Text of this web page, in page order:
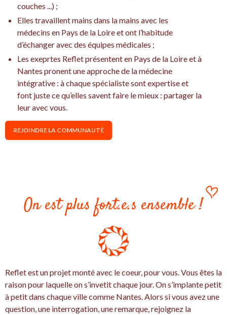
couches ...) ;
Elles travaillent mains dans la mains avec les
médecins en Pays de la Loire et ont l’habitude
d’échanger avec des équipes médicales ;
Les exeprtes Reflet présentent en Pays de la Loire et à
Nantes pronent une approche de la médecine
intégrative : à chaque spécialiste sont expertise et
font juste ce qu’elles savent faire le mieux : partager la
leur avec vous.
REJOINDRE LA COMMUNAUTÉ
On est plus fort.e.s ensemble !
Reflet est un projet monté avec le coeur, pour vous. Vous êtes la
raison pour laquelle on s’invetit chaque jour. On s’implante petit
à petit dans chaque ville comme Nantes. Alors si vous avez une
question, une interrogation, une remarque, rejoignez la